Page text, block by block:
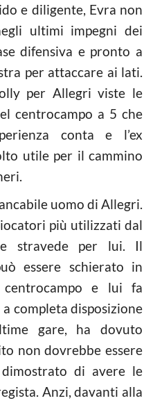
e diligente, Evra non
ultimi impegni dei
difensiva e pronto a
per attaccare ai lati.
per Allegri viste le
centrocampo a 5 che
conta e l’ex
utile per il cammino
uomo di Allegri.
più utilizzati dal
stravede per lui. Il
essere schierato in
centrocampo e lui fa
completa disposizione
gare, ha dovuto
non dovrebbe essere
di avere le
Anzi, davanti alla